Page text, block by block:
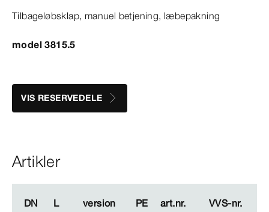
Tilbageløbsklap, manuel betjening, læbepakning
model 3815.5
VIS RESERVEDELE
Artikler
DN L version PE art.nr. VVS-​nr.
DN L version PE art.nr. VVS-​nr.